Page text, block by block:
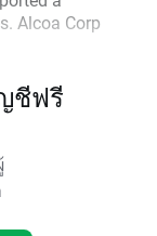
Alcoa Corp
ชีฟรี